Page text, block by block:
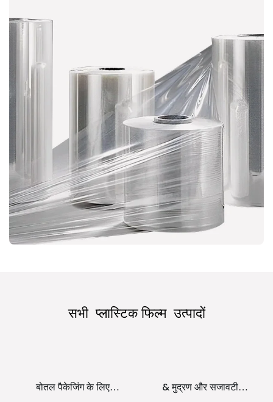
सभी प्लास्टिक फिल्म उत्पादों
बोतल पैकेजिंग के लिए
& मुद्रण और सजावटी